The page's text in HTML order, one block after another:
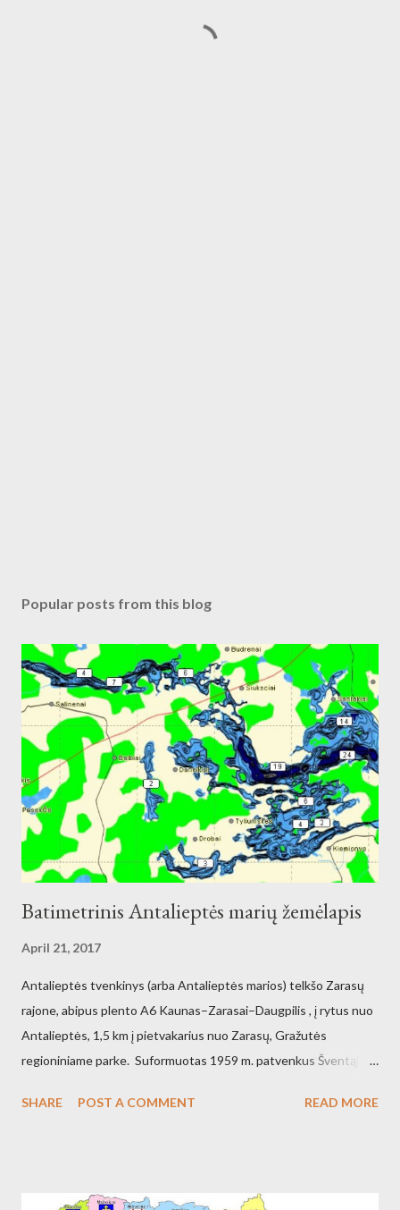
Popular posts from this blog
Batimetrinis Antalieptės marių žemėlapis
April 21, 2017
Antalieptės tvenkinys (arba Antalieptės marios) telkšo Zarasų
rajone, abipus plento A6 Kaunas–Zarasai–Daugpilis , į rytus nuo
Antalieptės, 1,5 km į pietvakarius nuo Zarasų, Gražutės
regioniniame parke. Suformuotas 1959 m. patvenkus Šventąją
(galia 2460 kW) reikmėms. Kraštovaizdžio draustinis.
SHARE POST A COMMENT READ MORE